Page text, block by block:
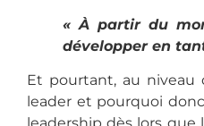
« À partir du
développer en
Et pourtant, au niveau
leader et pourquoi